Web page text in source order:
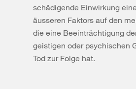
schädigende Einwirkung
äusseren Faktors auf den
die eine Beeinträchtigung
geistigen oder psychischen
Tod zur Folge hat.